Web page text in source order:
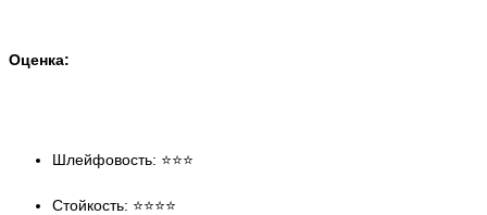
Оценка:
Шлейфовость: ⭐️⭐️⭐️
Стойкость: ⭐️⭐️⭐️⭐️